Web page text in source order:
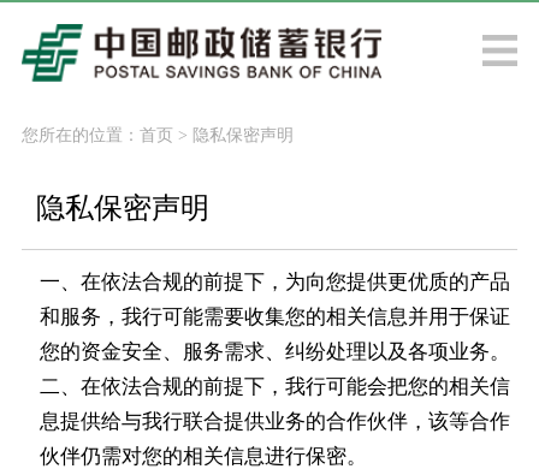
您所在的位置： 首页> 隐私保密声明
隐私保密声明
一、在依法合规的前提下，为向您提供更优质的产品
和服务，我行可能需要收集您的相关信息并用于保证
您的资金安全、服务需求、纠纷处理以及各项业务。
二、在依法合规的前提下，我行可能会把您的相关信
息提供给与我行联合提供业务的合作伙伴，该等合作
伙伴仍需对您的相关信息进行保密。